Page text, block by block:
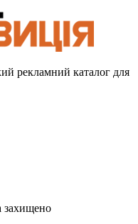
рекламний каталог для
захищено